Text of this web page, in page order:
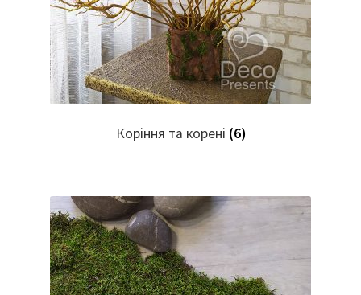
Коріння та корені (6)